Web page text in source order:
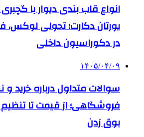
انواع قاب بندی دیوار با
یورتان دکارت؛ تحولی لوکس،
در دکوراسیون داخلی
۱۴۰۵/۰۴/۰۹
سوالات متداول درباره خرید
فروشگاهی؛ از قیمت تا
بوق زدن